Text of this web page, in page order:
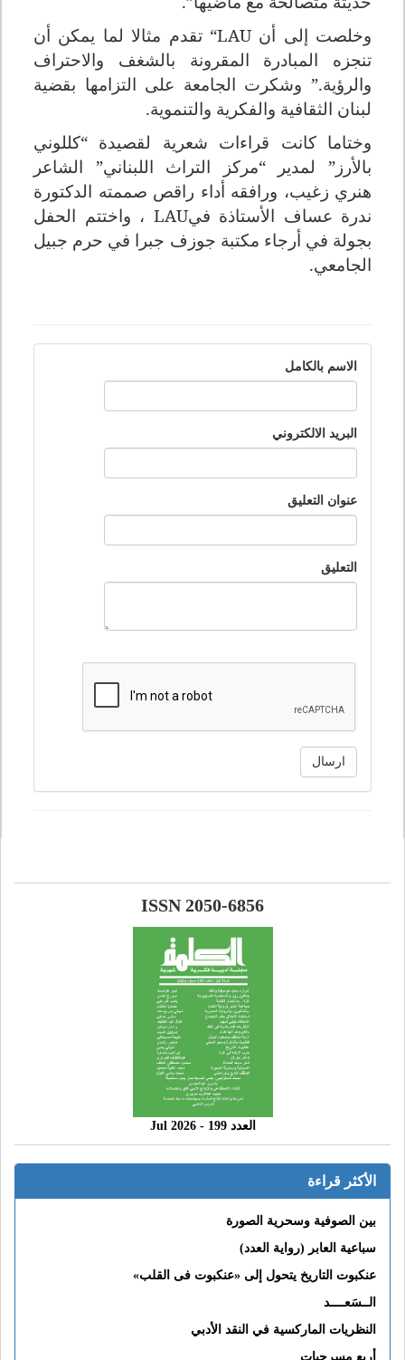
وخلصت إلى أن “LAUتقدم مثالا لما يمكن أن
تنجزه المبادرة المقرونة بالشغف والاحتراف
والرؤية.” وشكرت الجامعة على التزامها بقضية
لبنان الثقافية والفكرية والتنموية.
وختاما كانت قراءات شعرية لقصيدة “كللوني
بالأرز” لمدير “مركز التراث اللبناني” الشاعر
هنري زغيب، ورافقه أداء راقص صممته الدكتورة
ندرة عساف الأستاذة فيLAU ، واختتم الحفل
بجولة في أرجاء مكتبة جوزف جبرا في حرم جبيل
الجامعي.
الاسم بالكامل
البريد الالكتروني
عنوان التعليق
التعليق
ارسال
ISSN 2050-6856
العدد 199 - 2026 Jul
الأكثر قراءة
بين الصوفية وسحرية الصورة
سباعية العابر (رواية العدد)
عنكبوت التاريخ يتحول إلى «عنكبوت فى القلب»
الــسَعــــد
النظريات الماركسية في النقد الأدبي
أربع مسرحيات